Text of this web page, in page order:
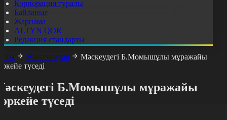
Корпорация туралы
Байланыс
Жарнама
ALTYN QOR
Редакция стандарты
Жаңалықтар
Мәскеудегі Б.Момышұлы мұражайы
түседі
Б.Момышұлы мұражайы
түседі